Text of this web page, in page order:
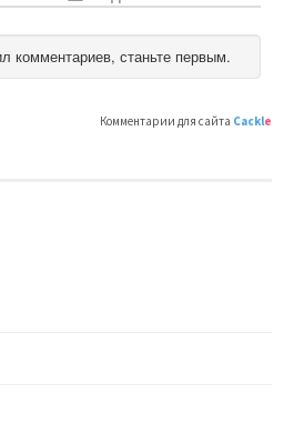
комментариев, станьте первым.
Комментарии для сайта Cackle